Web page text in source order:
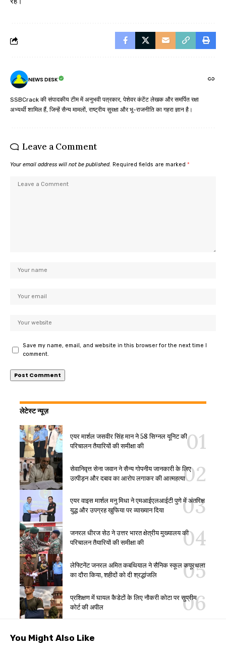
NEWS DESK
SSBCrack की संपादकीय टीम में अनुभवी पत्रकार, पेशेवर कंटेंट लेखक और समर्पित रक्षा
अभ्यर्थी शामिल हैं, जिन्हें सैन्य मामलों, राष्ट्रीय सुरक्षा और भू-राजनीति का गहरा ज्ञान है।
Leave a Comment
Your email address will not be published. Required fields are marked *
Save my name, email, and website in this browser for the next time I
comment.
लेटेस्ट न्यूज़
एयर मार्शल जसवीर सिंह मान ने 58 सिग्नल यूनिट की
परिचालन तैयारियों की समीक्षा की
सेवानिवृत्त सेना जवान ने सैन्य गोपनीय जानकारी के लिए
उत्पीड़न और दबाव का आरोप लगाकर की आत्महत्या
एयर वाइस मार्शल मनु मिधा ने एमआईएलआईटी पुणे में अंतरिक्ष
युद्ध और उपग्रह खुफिया पर व्याख्यान दिया
जनरल धीरज सेठ ने उत्तर भारत क्षेत्रीय मुख्यालय की
परिचालन तैयारियों की समीक्षा की
लेफ्टिनेंट जनरल अमित कबथियाल ने सैनिक स्कूल कपूरथला
का दौरा किया, शहीदों को दी श्रद्धांजलि
प्रशिक्षण में घायल कैडेटों के लिए नौकरी कोटा पर सुप्रीम
कोर्ट की अपील
You Might Also Like